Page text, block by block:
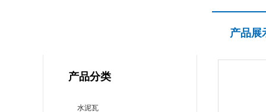
产品分类
水泥瓦
产品展